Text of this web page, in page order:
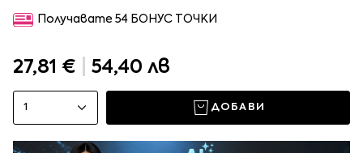
Получавате 54 БОНУС ТОЧКИ
27,81 € 54,40 лв
1 ДОБАВИ